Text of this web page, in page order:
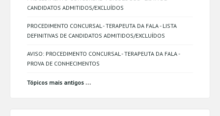
CANDIDATOS ADMITIDOS/EXCLUÍDOS
PROCEDIMENTO CONCURSAL - TERAPEUTA DA FALA - LISTA
DEFINITIVAS DE CANDIDATOS ADMITIDOS/EXCLUÍDOS
AVISO: PROCEDIMENTO CONCURSAL - TERAPEUTA DA FALA -
PROVA DE CONHECIMENTOS
Tópicos mais antigos ...